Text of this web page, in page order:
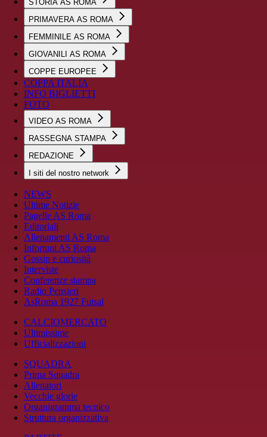
STORIA AS ROMA
PRIMAVERA AS ROMA
FEMMINILE AS ROMA
GIOVANILI AS ROMA
COPPE EUROPEE
COPPA ITALIA
INFO BIGLIETTI
FOTO
VIDEO AS ROMA
RASSEGNA STAMPA
REDAZIONE
I siti del nostro network
NEWS
Ultime Notizie
Pagelle AS Roma
Editoriali
Allenamenti AS Roma
Infortuni AS Roma
Gossip e curiosità
Interviste
Conferenze stampa
Radio Pensieri
AsRoma 1927 Futsal
CALCIOMERCATO
Ultimissime
Ufficializzazioni
SQUADRA
Prima Squadra
Allenatori
Vecchie glorie
Organigramma tecnico
Struttura organizzativa